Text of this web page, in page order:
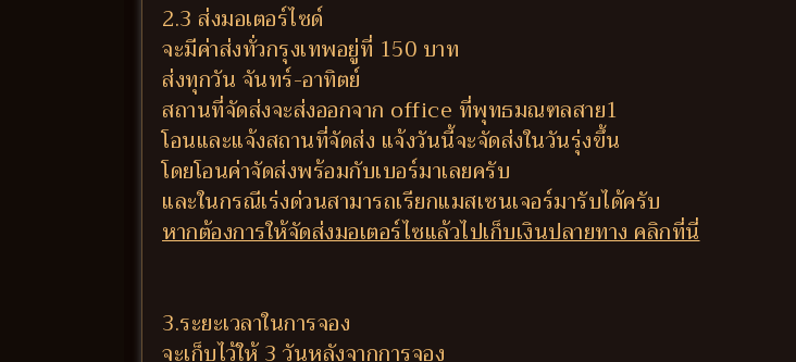
2.3 ส่งมอเตอร์ไซด์
จะมีค่าส่งทั่วกรุงเทพอยู่ที่ 150 บาท
ส่งทุกวัน จันทร์-อาทิตย์
สถานที่จัดส่งจะส่งออกจาก office ที่พุทธมณฑลสาย1
โอนและแจ้งสถานที่จัดส่ง แจ้งวันนี้จะจัดส่งในวันรุ่งขึ้น
โดยโอนค่าจัดส่งพร้อมกับเบอร์มาเลยครับ
และในกรณีเร่งด่วนสามารถเรียกแมสเซนเจอร์มารับได้ครับ
หากต้องการให้จัดส่งมอเตอร์ไซแล้วไปเก็บเงินปลายทาง คลิกที่นี่
3.ระยะเวลาในการจอง
จะเก็บไว้ให้ 3 วันหลังจากการจอง